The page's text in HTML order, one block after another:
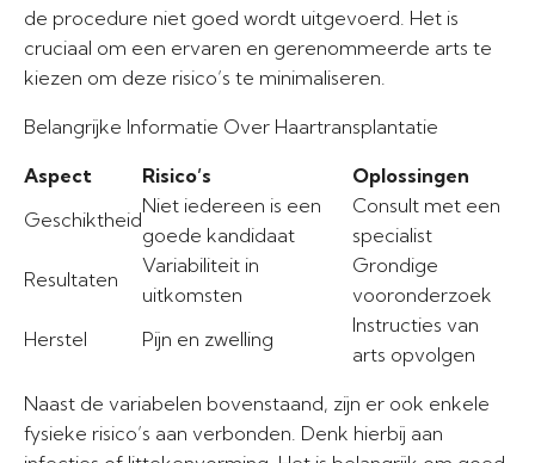
de procedure niet goed wordt uitgevoerd. Het is
cruciaal om een ervaren en gerenommeerde arts te
kiezen om deze risico’s te minimaliseren.
Belangrijke Informatie Over Haartransplantatie
Aspect Risico’s
Oplossingen
Geschiktheid
Niet iedereen is een
goede kandidaat
Consult met een
specialist
Resultaten
Variabiliteit in
uitkomsten
Grondige
vooronderzoek
Herstel
Pijn en zwelling
Instructies van
arts opvolgen
Naast de variabelen bovenstaand, zijn er ook enkele
fysieke risico’s aan verbonden. Denk hierbij aan